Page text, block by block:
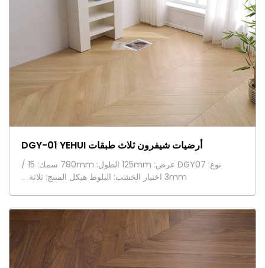
أرضيات شيفرون ثلاث طبقات DGY-01 YEHUI
نوع: DGY07 عرض: 125mm الطول: 780mm سمك: 15 /
3mm اختيار الخشب: البلوط هيكل المنتج: ثلاثة. ..